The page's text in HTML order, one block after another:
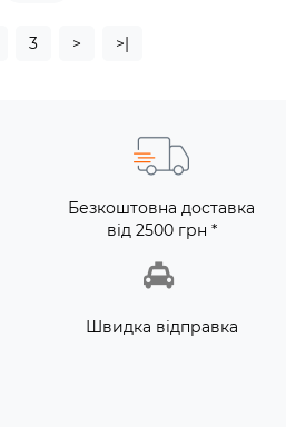
3 > >|
Безкоштовна доставка
від 2500 грн *
Швидка відправка